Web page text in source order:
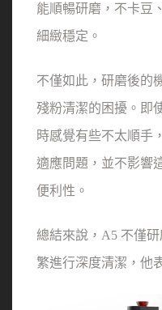
能順暢研磨，不卡豆
細緻穩定。
不僅如此，研磨後的
殘粉清潔的困擾。即
時感覺有些不太順手
適應問題，並不影響
便利性。
總結來說，A5 不僅
繁進行深度清潔，他